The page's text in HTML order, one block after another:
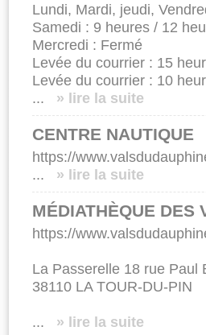
Lundi, Mardi, jeudi,
Samedi : 9 heures / 12
Mercredi : Fermé
Levée du courrier : 15
Levée du courrier : 10
...
» lire la suite
CENTRE NAUTIQUE
https://
...
» lire la suite
MÉDIATHÈQUE DES
https://
La Passerelle 18 rue Paul
38110 LA TOUR-DU-PIN
... » lire la suite